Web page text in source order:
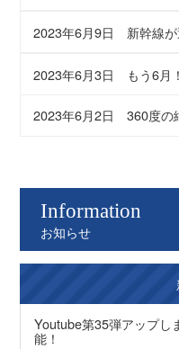
Information
お知らせ
Youtube第35弾アップし
能！
2023年6月9日 新幹線
2023年6月3日 もう6月
2023年6月2日 360度の